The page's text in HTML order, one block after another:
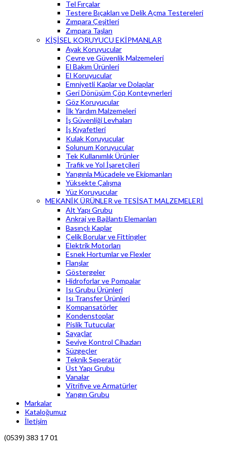
Tel Fırçalar
Testere Bıçakları ve Delik Açma Testereleri
Zımpara Çeşitleri
Zımpara Taşları
KİŞİSEL KORUYUCU EKİPMANLAR
Ayak Koruyucular
Çevre ve Güvenlik Malzemeleri
El Bakım Ürünleri
El Koruyucular
Emniyetli Kaplar ve Dolaplar
Geri Dönüşüm Çöp Konteynerleri
Göz Koruyucular
İlk Yardım Malzemeleri
İş Güvenliği Levhaları
İş Kıyafetleri
Kulak Koruyucular
Solunum Koruyucular
Tek Kullanımlık Ürünler
Trafik ve Yol İşaretçileri
Yangınla Mücadele ve Ekipmanları
Yüksekte Çalışma
Yüz Koruyucular
MEKANİK ÜRÜNLER ve TESİSAT MALZEMELERİ
Alt Yapı Grubu
Ankraj ve Bağlantı Elemanları
Basınçlı Kaplar
Çelik Borular ve Fittingler
Elektrik Motorları
Esnek Hortumlar ve Flexler
Flanşlar
Göstergeler
Hidroforlar ve Pompalar
Isı Grubu Ürünleri
Isı Transfer Ürünleri
Kompansatörler
Kondenstoplar
Pislik Tutucular
Sayaçlar
Seviye Kontrol Cihazları
Süzgeçler
Teknik Seperatör
Üst Yapı Grubu
Vanalar
Vitrifiye ve Armatürler
Yangın Grubu
Markalar
Kataloğumuz
İletişim
(0539) 383 17 01